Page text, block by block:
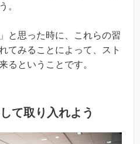
。
と思った時に、これらの習
てみることによって、スト
るということです。
て取り入れよう